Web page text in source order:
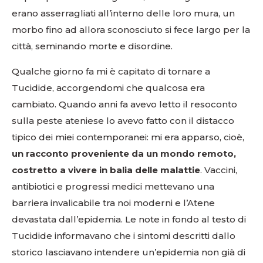
erano asserragliati all’interno delle loro mura, un
morbo fino ad allora sconosciuto si fece largo per la
città, seminando morte e disordine.
Qualche giorno fa mi è capitato di tornare a
Tucidide, accorgendomi che qualcosa era
cambiato. Quando anni fa avevo letto il resoconto
sulla peste ateniese lo avevo fatto con il distacco
tipico dei miei contemporanei: mi era apparso, cioè,
un racconto proveniente da un mondo remoto,
costretto a vivere in balia delle malattie. Vaccini,
antibiotici e progressi medici mettevano una
barriera invalicabile tra noi moderni e l’Atene
devastata dall’epidemia. Le note in fondo al testo di
Tucidide informavano che i sintomi descritti dallo
storico lasciavano intendere un’epidemia non già di